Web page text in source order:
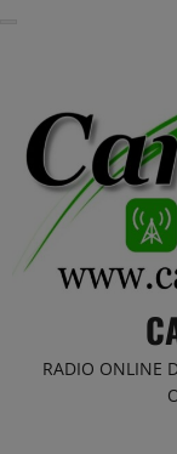
RADIO ONLINE